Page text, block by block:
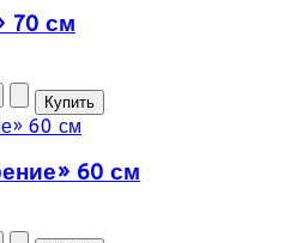
70 см
60 см